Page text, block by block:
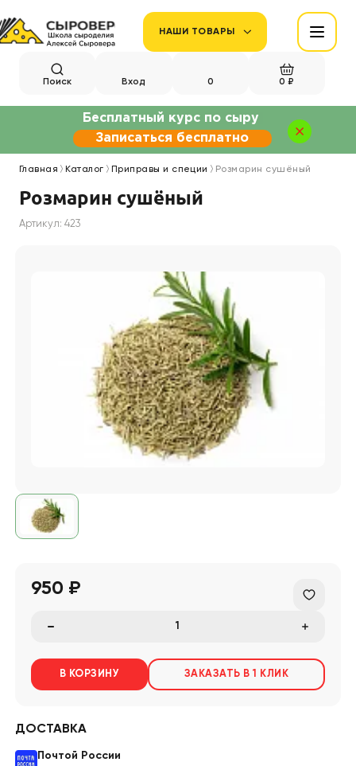
НАШИ ТОВАРЫ
Поиск Вход 0 0 ₽
Главная Каталог Приправы и специи Розмарин сушёный
Розмарин сушёный
Артикул: 423
950 ₽
В КОРЗИНУ ЗАКАЗАТЬ В 1 КЛИК
ДОСТАВКА
Почтой России
Записаться бесплатно
Бесплатный курс по сыру